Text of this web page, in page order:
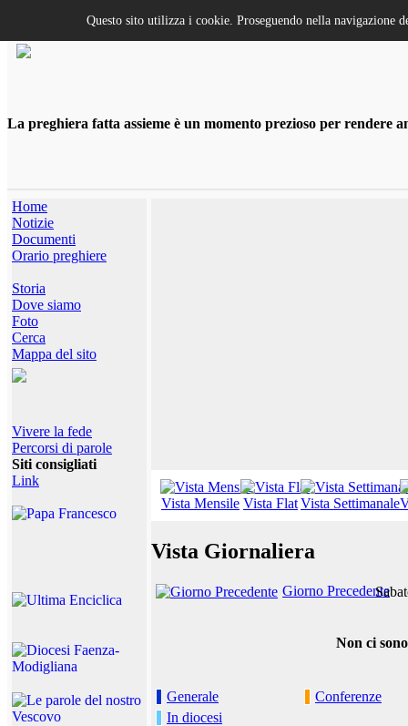
La preghiera fatta assieme è un momento prezioso per rendere
Home
Notizie
Documenti
Orario preghiere
Storia
Dove siamo
Foto
Cerca
Mappa del sito
Vivere la fede
Percorsi di parole
Siti consigliati
Link
Vista Mensile Vista FlatVista Settimanale
Vista Giornaliera
Giorno Precedente
Non ci
Generale
Conferenze
In diocesi
Questo sito utilizza i cookie. Proseguendo nella navigazione